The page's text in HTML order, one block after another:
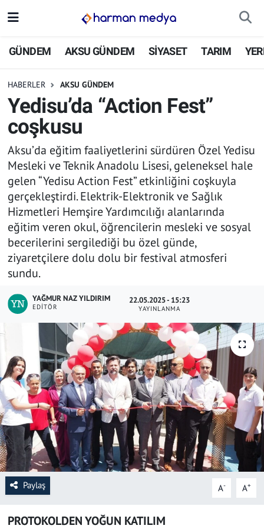
GÜNDEM AKSU GÜNDEM SİYASET TARIM
HABERLER AKSU GÜNDEM
Yedisu’da “Action Fest”
coşkusu
Aksu’da eğitim faaliyetlerini sürdüren Özel Yedisu
Mesleki ve Teknik Anadolu Lisesi, geleneksel hale
gelen “Yedisu Action Fest” etkinliğini coşkuyla
gerçekleştirdi. Elektrik-Elektronik ve Sağlık
Hizmetleri Hemşire Yardımcılığı alanlarında
eğitim veren okul, öğrencilerin mesleki ve sosyal
becerilerini sergilediği bu özel günde,
ziyaretçilere dolu dolu bir festival atmosferi
sundu.
YAĞMUR NAZ YILDIRIM
EDITÖR
22.05.2025 - 15:23
YAYINLANMA
Paylaş A- A+
PROTOKOLDEN YOĞUN KATILIM
GÜNDEM
SİYASET
TARIM
YEREL YÖNETİMLER
EKONOMİ
ASAYİŞ
SPOR
KÜLTÜR SANAT
EĞİTİM
İstanbul Nöbetçi Eczaneler
İstanbul Trafik Yoğunluk Haritası
Süper Lig Puan Durumu ve Fikstür
Tüm Manşetler
Son Dakika Haberleri
Haber Arşivi